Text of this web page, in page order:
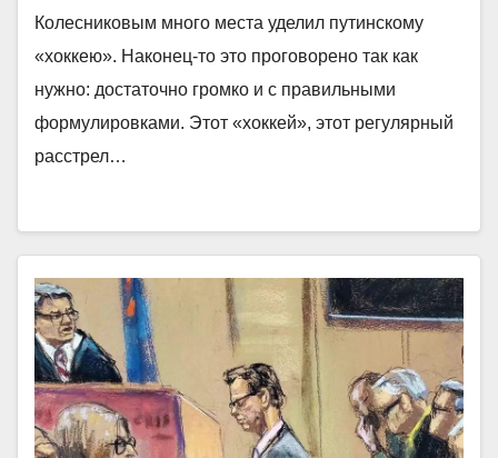
Колесниковым много места уделил путинскому
«хоккею». Наконец-то это проговорено так как
нужно: достаточно громко и с правильными
формулировками. Этот «хоккей», этот регулярный
расстрел…